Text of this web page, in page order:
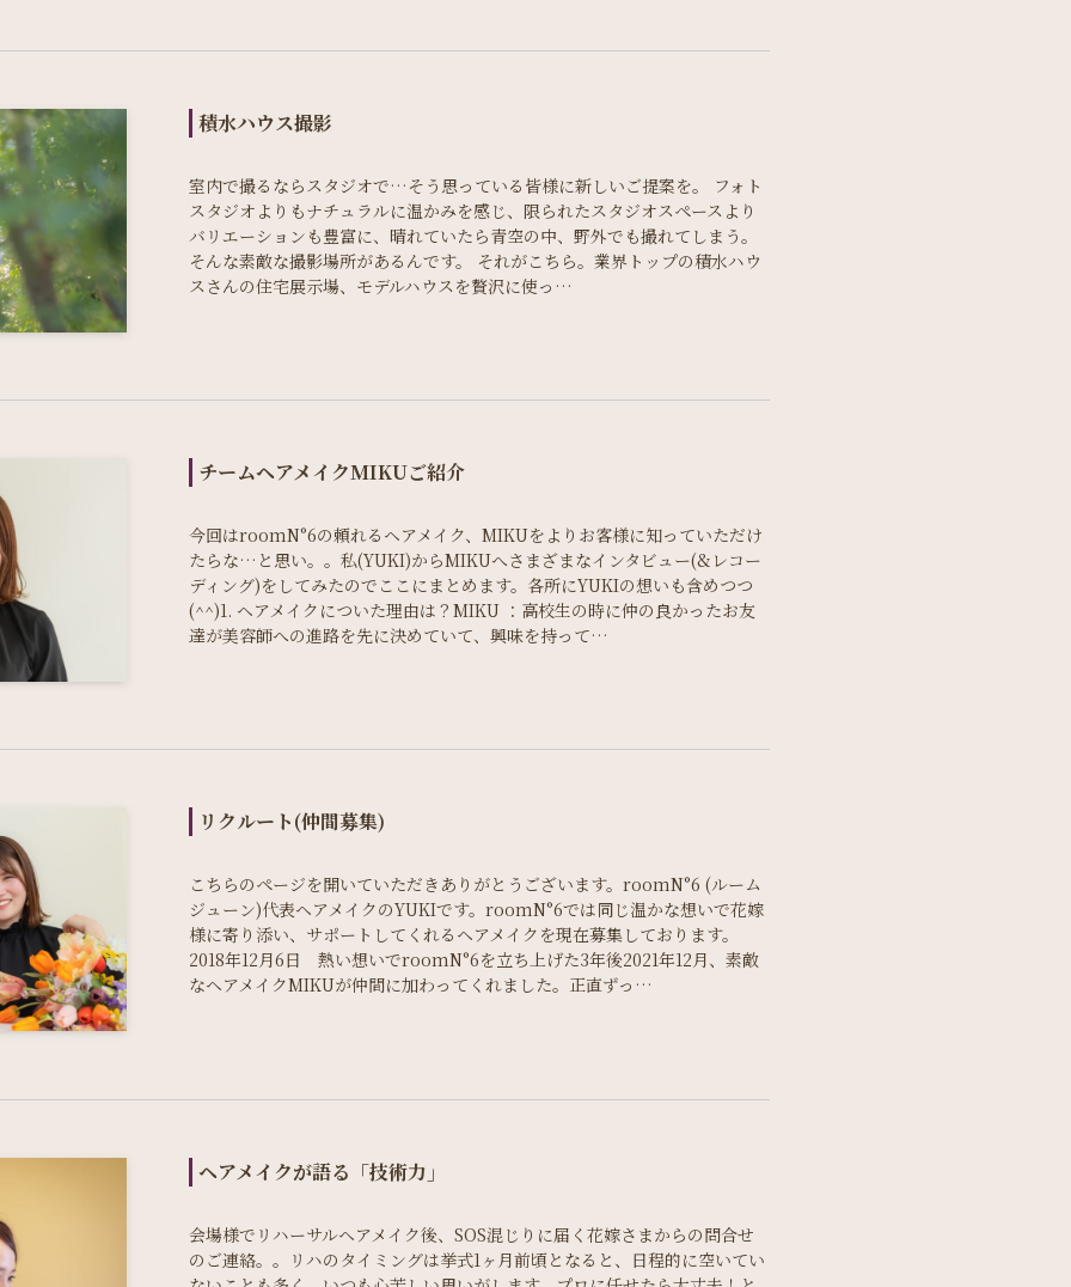
積水ハウス撮影
室内で撮るならスタジオで…そう思っている皆様に新しいご提案を。 フォト
スタジオよりもナチュラルに温かみを感じ、限られたスタジオスペースより
バリエーションも豊富に、晴れていたら青空の中、野外でも撮れてしまう。
そんな素敵な撮影場所があるんです。 それがこちら。業界トップの積水ハウ
スさんの住宅展示場、モデルハウスを贅沢に使っ…
チームヘアメイクMIKUご紹介
今回はroomN°6の頼れるヘアメイク、MIKUをよりお客様に知っていただけ
たらな…と思い。。私(YUKI)からMIKUへさまざまなインタビュー(&レコー
ディング)をしてみたのでここにまとめます。各所にYUKIの想いも含めつつ
(^^)1. ヘアメイクについた理由は？MIKU ：高校生の時に仲の良かったお友
達が美容師への進路を先に決めていて、興味を持って…
リクルート(仲間募集)
こちらのページを開いていただきありがとうございます。roomN°6 (ルーム
ジューン)代表ヘアメイクのYUKIです。roomN°6では同じ温かな想いで花嫁
様に寄り添い、サポートしてくれるヘアメイクを現在募集しております。
2018年12月6日 熱い想いでroomN°6を立ち上げた3年後2021年12月、素敵
なヘアメイクMIKUが仲間に加わってくれました。正直ずっ…
ヘアメイクが語る「技術力」
会場様でリハーサルヘアメイク後、SOS混じりに届く花嫁さまからの問合せ
のご連絡。。リハのタイミングは挙式1ヶ月前頃となると、日程的に空いてい